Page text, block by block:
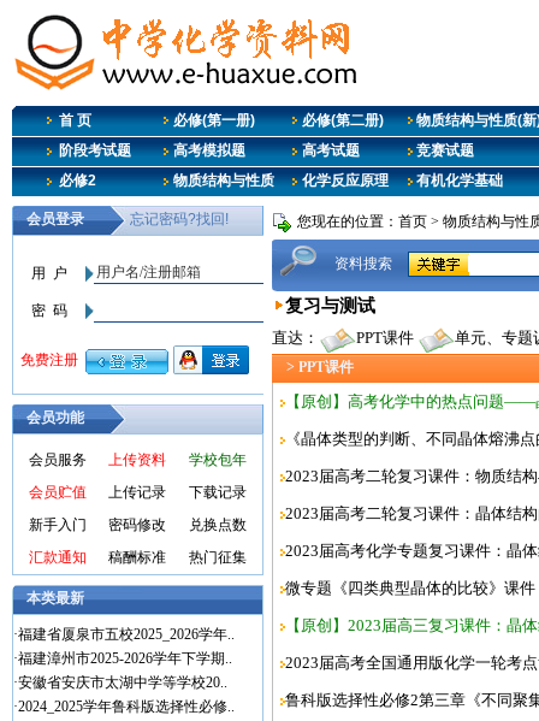
首 页 必修(第一册) 必修(第二册)
物质结构与性质(新
阶段考试题
高考模拟题 高考试题
竞赛试题
必修2
物质结构与性质 化学反应原理 有机化学基础
会员功能
会员服务 上传资料
学校包年
会员贮值
上传记录
下载记录
新手入门
密码修改
兑换点数
汇款通知
稿酬标准 热门征集
本类最新
·福建省厦泉市五校2025_2026学年..
·福建漳州市2025-2026学年下学期..
·安徽省安庆市太湖中学等学校20..
·2024_2025学年鲁科版选择性必修..
您现在的位置： 首页 > 物质结构与性
资料搜索
复习与测试
直达： PPT课件 单元、专题
> PPT课件
【原创】高考化学中的热点问题
《晶体类型的判断、不同晶体熔沸
2023届高考二轮复习课件：物质结
2023届高考二轮复习课件：晶体结
2023届高考化学专题复习课件：晶
微专题《四类典型晶体的比较》课
【原创】2023届高三复习课件：晶
2023届高考全国通用版化学一轮考
鲁科版选择性必修2第三章《不同聚